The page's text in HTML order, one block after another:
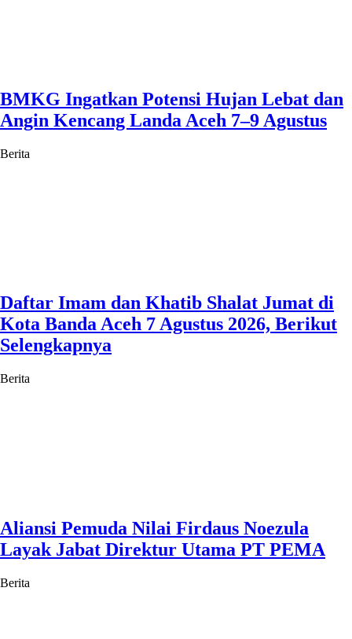
BMKG Ingatkan Potensi Hujan Lebat dan
Angin Kencang Landa Aceh 7–9 Agustus
Berita
Daftar Imam dan Khatib Shalat Jumat di
Kota Banda Aceh 7 Agustus 2026, Berikut
Selengkapnya
Berita
Aliansi Pemuda Nilai Firdaus Noezula
Layak Jabat Direktur Utama PT PEMA
Berita